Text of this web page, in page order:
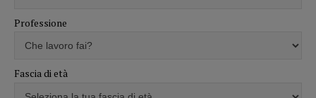
Professione
Fascia di età